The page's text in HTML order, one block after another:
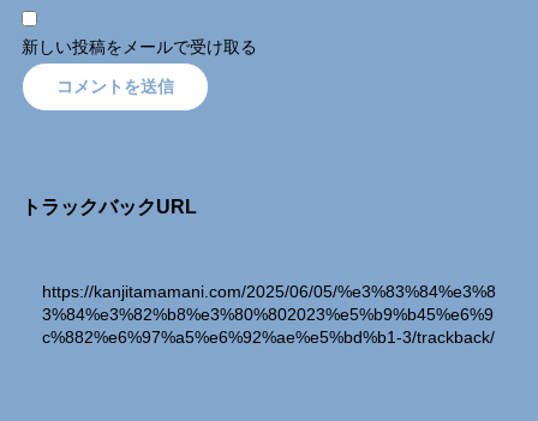
新しい投稿をメールで受け取る
トラックバックURL
https://kanjitamamani.com/2025/06/05/%e3%83%84%e3%8
3%84%e3%82%b8%e3%80%802023%e5%b9%b45%e6%9
c%882%e6%97%a5%e6%92%ae%e5%bd%b1-3/trackback/